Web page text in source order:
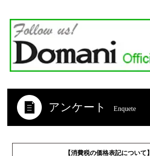
アンケート Enquete
【消費税の価格表記について】